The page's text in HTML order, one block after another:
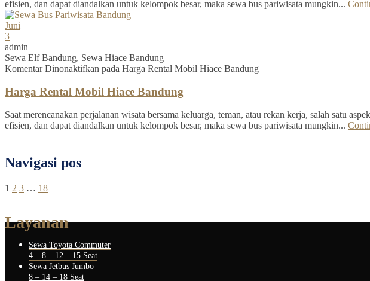
efisien, dan dapat diandalkan untuk kelompok besar, maka sewa bus pariwisata mungkin...
Juni
3
admin
Sewa Elf Bandung, Sewa Hiace Bandung
Komentar Dinonaktifkan pada Harga Rental Mobil Hiace Bandung
Harga Rental Mobil Hiace Bandung
Saat merencanakan perjalanan wisata bersama keluarga, teman, atau rekan kerja, salah satu
efisien, dan dapat diandalkan untuk kelompok besar, maka sewa bus pariwisata mungkin...
Navigasi pos
1 2 3 … 18
Layanan
Sewa Toyota Commuter
4 – 8 – 12 – 15 Seat
Sewa Jetbus Jumbo
8 – 14 – 18 Seat